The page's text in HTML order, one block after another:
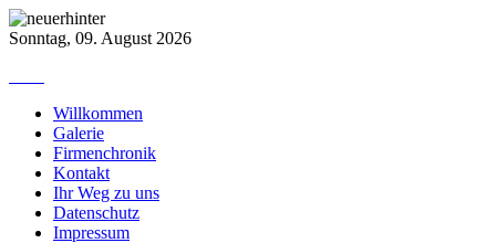
Sonntag, 09. August 2026
Willkommen
Galerie
Firmenchronik
Kontakt
Ihr Weg zu uns
Datenschutz
Impressum